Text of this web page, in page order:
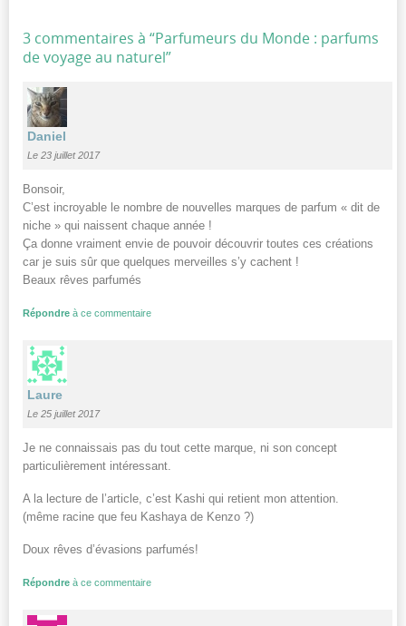
3 commentaires à “Parfumeurs du Monde : parfums
de voyage au naturel”
Daniel
Le 23 juillet 2017
Bonsoir,
C’est incroyable le nombre de nouvelles marques de parfum « dit de
niche » qui naissent chaque année !
Ça donne vraiment envie de pouvoir découvrir toutes ces créations
car je suis sûr que quelques merveilles s’y cachent !
Beaux rêves parfumés
Répondre à ce commentaire
Laure
Le 25 juillet 2017
Je ne connaissais pas du tout cette marque, ni son concept
particulièrement intéressant.
A la lecture de l’article, c’est Kashi qui retient mon attention.
(même racine que feu Kashaya de Kenzo ?)
Doux rêves d’évasions parfumés!
Répondre à ce commentaire